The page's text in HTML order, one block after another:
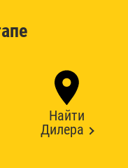
Найти
Дилера